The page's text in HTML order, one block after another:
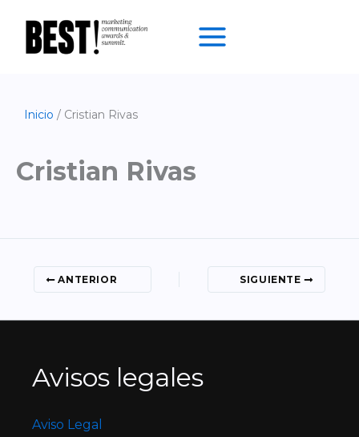
contenido
Inicio Cristian Rivas
Cristian Rivas
ANTERIOR SIGUIENTE
Avisos legales
Aviso Legal